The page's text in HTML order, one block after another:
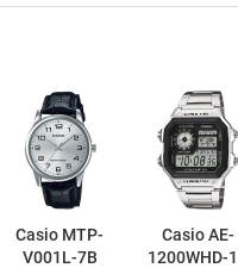
Casio MTP-
V001L-7B
Casio AE-
1200WHD-